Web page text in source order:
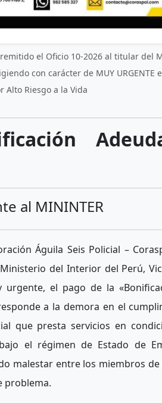
el Oficio 10-2026 al titular del
con carácter de MUY URGENTE
Alto Riesgo a la Vida
al MININTER
Águila Seis Policial –
del Interior del Perú,
urgente, el pago de la
a la demora en el
que presta servicios en
el régimen de Estado de
malestar entre los miembros
problema.